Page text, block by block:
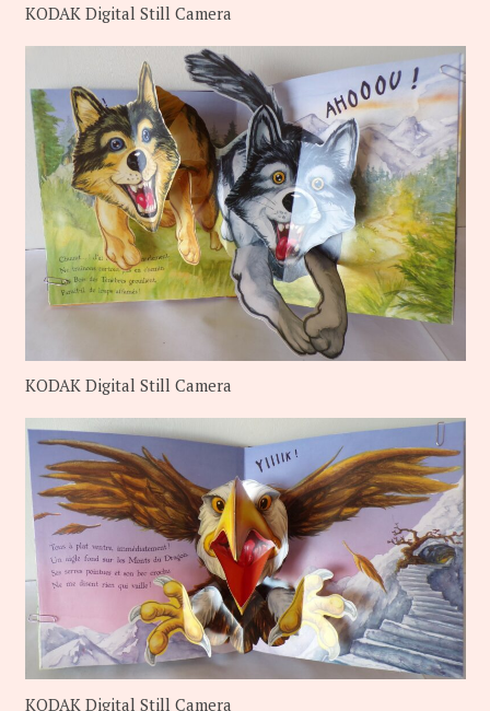
KODAK Digital Still Camera
KODAK Digital Still Camera
KODAK Digital Still Camera